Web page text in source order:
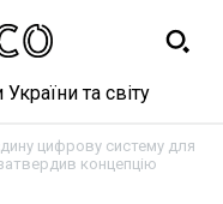
та світу
цифрову систему для
концепцію